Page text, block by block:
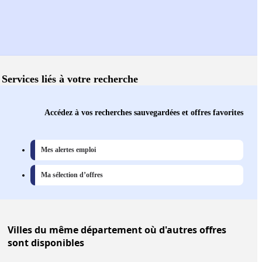
Services liés à votre recherche
Accédez à vos recherches sauvegardées et offres favorites
Mes alertes emploi
Ma sélection d’offres
Villesdu même département où d'autres offres
sont disponibles